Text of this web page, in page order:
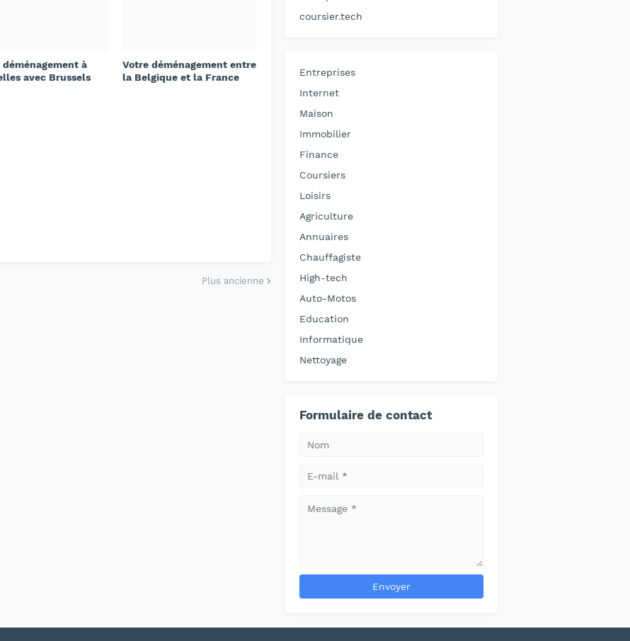
déménagement à
avec Brussels
Votre déménagement entre
la Belgique et la France
Plus ancienne
coursier.tech
Entreprises
Internet
Maison
Immobilier
Finance
Coursiers
Loisirs
Agriculture
Annuaires
Chauffagiste
High-tech
Auto-Motos
Education
Informatique
Nettoyage
Formulaire de contact